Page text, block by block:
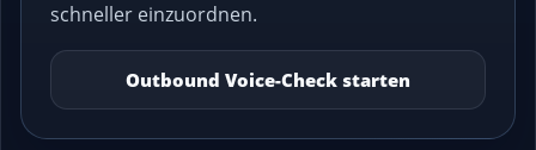
schneller einzuordnen.
Outbound Voice-Check starten